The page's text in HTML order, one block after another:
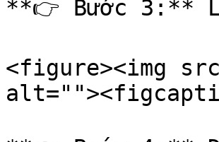
**👉 Bước 3:**
<figure><img